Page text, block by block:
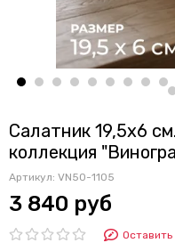
Салатник 19,5х6
коллекция
Артикул: VN50-1105
3 840 руб